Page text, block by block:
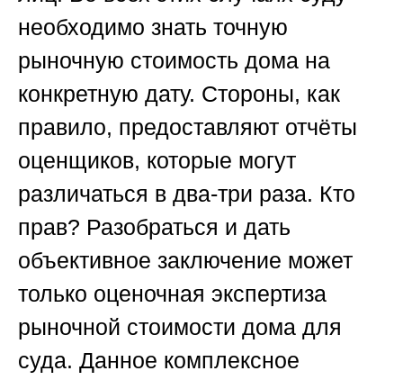
необходимо знать точную
рыночную стоимость дома на
конкретную дату. Стороны, как
правило, предоставляют отчёты
оценщиков, которые могут
различаться в два-три раза. Кто
прав? Разобраться и дать
объективное заключение может
только оценочная экспертиза
рыночной стоимости дома для
суда. Данное комплексное